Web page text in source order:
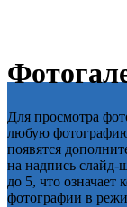
Для просмотра
любую
появятся
на надпись
до 5, что означает
фотографии в